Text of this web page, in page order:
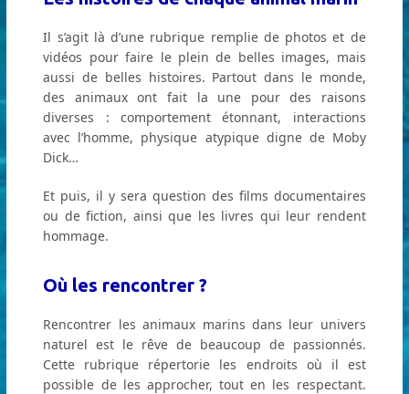
Il s’agit là d’une rubrique remplie de photos et de
vidéos pour faire le plein de belles images, mais
aussi de belles histoires. Partout dans le monde,
des animaux ont fait la une pour des raisons
diverses : comportement étonnant, interactions
avec l’homme, physique atypique digne de Moby
Dick…
Et puis, il y sera question des films documentaires
ou de fiction, ainsi que les livres qui leur rendent
hommage.
Où les rencontrer ?
Rencontrer les animaux marins dans leur univers
naturel est le rêve de beaucoup de passionnés.
Cette rubrique répertorie les endroits où il est
possible de les approcher, tout en les respectant.